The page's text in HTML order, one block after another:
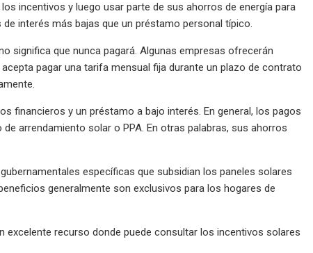
incentivos y luego usar parte de sus ahorros de energía para
interés más bajas que un préstamo personal típico.
significa que nunca pagará. Algunas empresas ofrecerán
pagar una tarifa mensual fija durante un plazo de contrato
financieros y un préstamo a bajo interés. En general, los pagos
arrendamiento solar o PPA. En otras palabras, sus ahorros
específicas que subsidian los paneles solares
generalmente son exclusivos para los hogares de
excelente recurso donde puede consultar los incentivos solares